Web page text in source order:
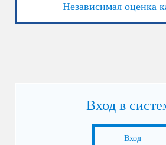
Независимая оценка
Вход в
Вход